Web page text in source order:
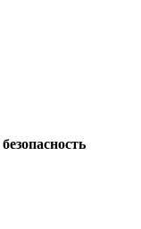
безопасность